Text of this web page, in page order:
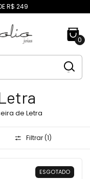
R$ 249
0
de Letra
Filtrar (1)
ESGOTADO